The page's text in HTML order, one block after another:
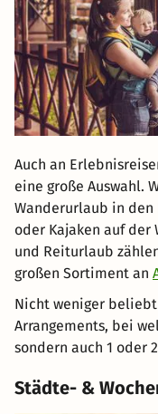
Auch an
eine große Auswahl.
Wanderurlaub in den
oder Kajaken auf der
und Reiturlaub
großen Sortiment an
Nicht weniger
Arrangements, bei
sondern auch 1 oder
Städte- &